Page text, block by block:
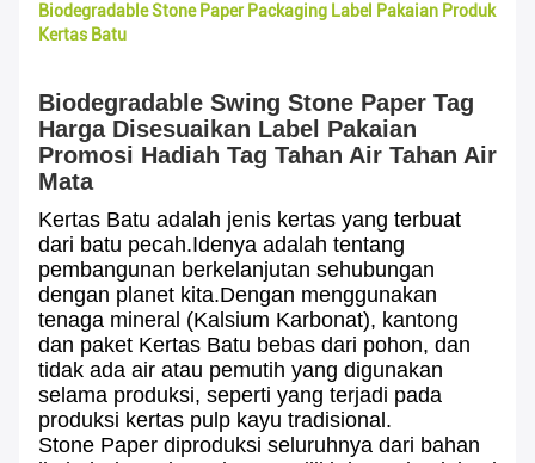
Biodegradable Stone Paper Packaging Label Pakaian Produk
Kertas Batu
Biodegradable Swing Stone Paper Tag
Harga Disesuaikan Label Pakaian
Promosi Hadiah Tag Tahan Air Tahan Air
Mata
Kertas Batu adalah jenis kertas yang terbuat
dari batu pecah.Idenya adalah tentang
pembangunan berkelanjutan sehubungan
dengan planet kita.Dengan menggunakan
tenaga mineral (Kalsium Karbonat), kantong
dan paket Kertas Batu bebas dari pohon, dan
tidak ada air atau pemutih yang digunakan
selama produksi, seperti yang terjadi pada
produksi kertas pulp kayu tradisional.
Stone Paper diproduksi seluruhnya dari bahan